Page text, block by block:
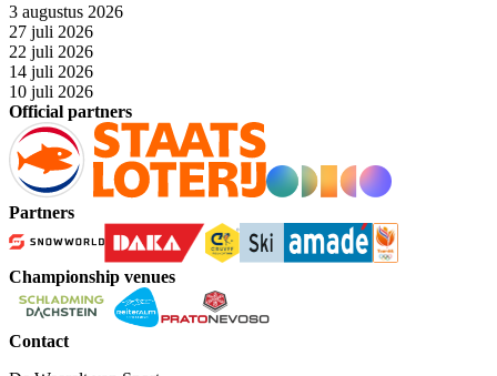
3 augustus 2026
27 juli 2026
22 juli 2026
14 juli 2026
10 juli 2026
Official partners
Partners
Championship venues
Contact